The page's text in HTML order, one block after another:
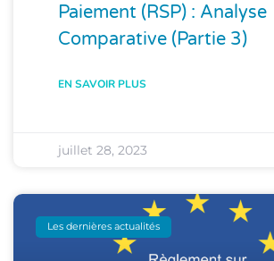
Paiement (RSP) : Analyse
Comparative (Partie 3)
EN SAVOIR PLUS
juillet 28, 2023
Les dernières actualités